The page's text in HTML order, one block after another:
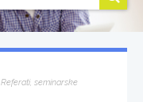
Referati, seminarske